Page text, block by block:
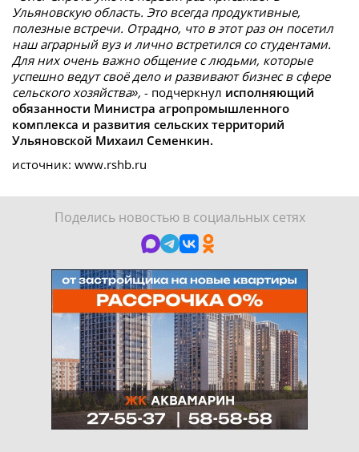
Ульяновскую область. Это всегда продуктивные,
полезные встречи. Отрадно, что в этот раз он посетил
наш аграрный вуз и лично встретился со студентами.
Для них очень важно общение с людьми, которые
успешно ведут своё дело и развивают бизнес в сфере
сельского хозяйства», - подчеркнул исполняющий
обязанности Министра агропромышленного
комплекса и развития сельских территорий
Ульяновской Михаил Семенкин.
источник: www.rshb.ru
Поделись новостью в социальных сетях